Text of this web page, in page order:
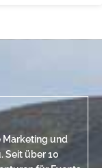
und
Seit über 10